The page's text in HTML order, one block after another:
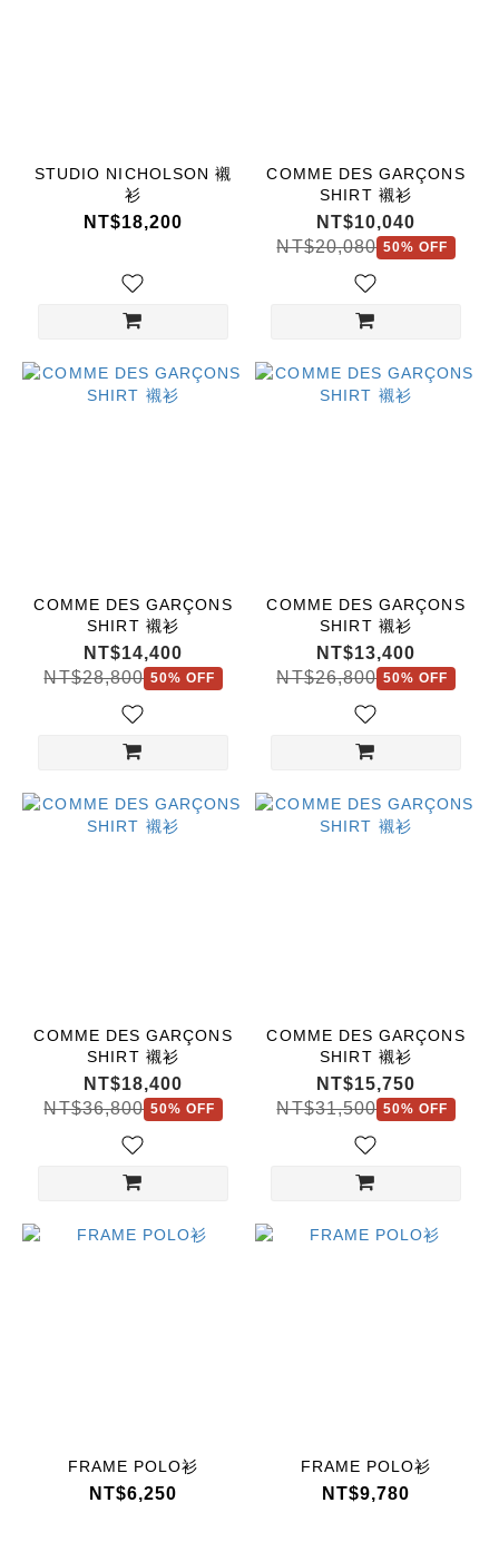
STUDIO NICHOLSON 襯
衫
NT$18,200
COMME DES GARÇONS
SHIRT 襯衫
NT$10,040
NT$20,080 50% OFF
COMME DES GARÇONS
SHIRT 襯衫
NT$14,400
NT$28,800 50% OFF
COMME DES GARÇONS
SHIRT 襯衫
NT$13,400
NT$26,800 50% OFF
COMME DES GARÇONS
SHIRT 襯衫
NT$18,400
NT$36,800 50% OFF
COMME DES GARÇONS
SHIRT 襯衫
NT$15,750
NT$31,500 50% OFF
FRAME POLO衫
NT$6,250
FRAME POLO衫
NT$9,780